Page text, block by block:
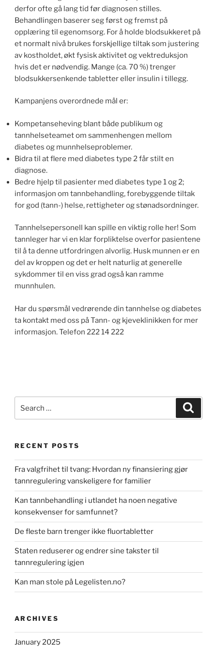
derfor ofte gå lang tid før diagnosen stilles.
Behandlingen baserer seg først og fremst på
opplæring til egenomsorg. For å holde blodsukkeret på
et normalt nivå brukes forskjellige tiltak som justering
av kostholdet, økt fysisk aktivitet og vektreduksjon
hvis det er nødvendig. Mange (ca. 70 %) trenger
blodsukkersenkende tabletter eller insulin i tillegg.
Kampanjens overordnede mål er:
Kompetanseheving blant både publikum og
tannhelseteamet om sammenhengen mellom
diabetes og munnhelseproblemer.
Bidra til at flere med diabetes type 2 får stilt en
diagnose.
Bedre hjelp til pasienter med diabetes type 1 og 2;
informasjon om tannbehandling, forebyggende tiltak
for god (tann-) helse, rettigheter og stønadsordninger.
Tannhelsepersonell kan spille en viktig rolle her! Som
tannleger har vi en klar forpliktelse overfor pasientene
til å ta denne utfordringen alvorlig. Husk munnen er en
del av kroppen og det er helt naturlig at generelle
sykdommer til en viss grad også kan ramme
munnhulen.
Har du spørsmål vedrørende din tannhelse og diabetes
ta kontakt med oss på Tann- og kjeveklinikken for mer
informasjon. Telefon 222 14 222
for:
RECENT POSTS
Fra valgfrihet til tvang: Hvordan ny finansiering gjør
tannregulering vanskeligere for familier
Kan tannbehandling i utlandet ha noen negative
konsekvenser for samfunnet?
De fleste barn trenger ikke fluortabletter
Staten reduserer og endrer sine takster til
tannregulering igjen
Kan man stole på Legelisten.no?
ARCHIVES
January 2025